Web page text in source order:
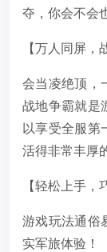
夺，你会不会
【万人同屏，
会当凌绝顶，
战地争霸就是
以享受全服第
活得非常丰厚
【轻松上手，
游戏玩法通俗
实军旅体验！